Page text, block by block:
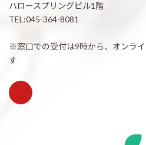
ハロースプリングビル1階
TEL:045-364-8081
※窓口での受付は9時から、オンラ
す